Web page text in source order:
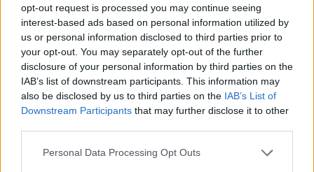
opt-out request is processed you may continue seeing
interest-based ads based on personal information utilized by
us or personal information disclosed to third parties prior to
your opt-out. You may separately opt-out of the further
disclosure of your personal information by third parties on the
IAB’s list of downstream participants. This information may
also be disclosed by us to third parties on the IAB’s List of
Downstream Participants that may further disclose it to other
Personal Data Processing Opt Outs
news
RELATED ARTICLES MORE FROM AUTHOR